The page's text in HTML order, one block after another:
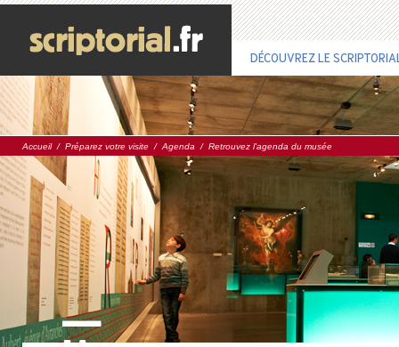
DÉCOUVREZ LE
Accueil/ Préparez votre visite / Agenda / Retrouvez l'agenda du musée